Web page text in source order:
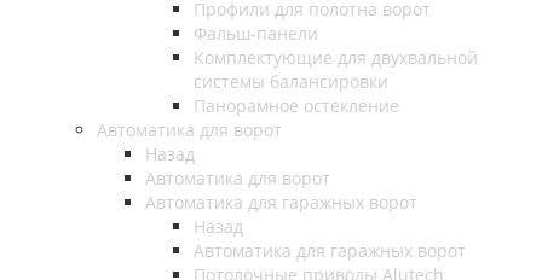
Профили для полотна ворот
Фальш-панели
Комплектующие для двухвальной
системы балансировки
Панорамное остекление
Автоматика для ворот
Назад
Автоматика для ворот
Автоматика для гаражных ворот
Назад
Автоматика для гаражных ворот
Потолочные приводы Alutech